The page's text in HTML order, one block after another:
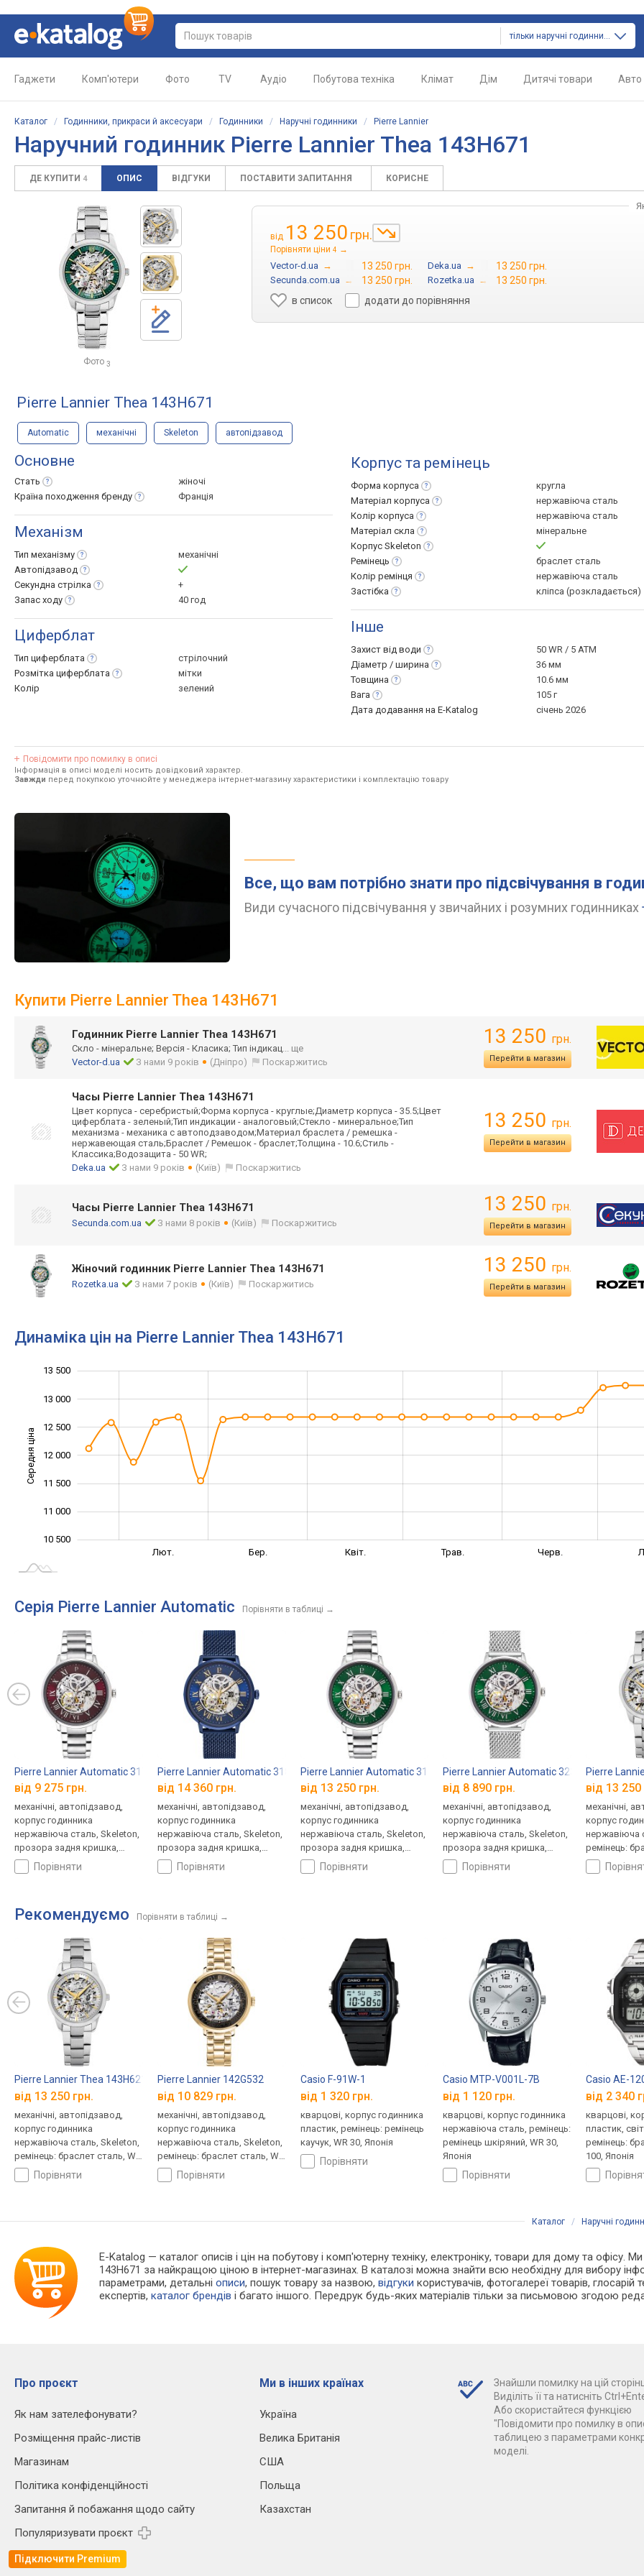
тільки наручні годинники
Гаджети Комп'ютери Фото TV Аудіо Побутова техніка Клімат Дім Дитячі товари Авто
Каталог / Годинники, прикраси й аксесуари / Годинники / Наручні годинники / Pierre Lannier
Наручний годинник Pierre Lannier Thea 143H671
ДЕ КУПИТИ 4 ОПИС ВІДГУКИ ПОСТАВИТИ ЗАПИТАННЯ КОРИСНЕ
Фото 3
від 13 250 грн.
Порівняти ціни 4 →
Vector-d.ua → 13 250 грн. Deka.ua → 13 250 грн.
Secunda.com.ua → 13 250 грн. Rozetka.ua →
13 250 грн.
в список
додати до порівняння
Pierre Lannier Thea 143H671
Automatic механічні Skeleton автопідзавод
Основне
Стать
жіночі
Країна походження бренду Франція
Механізм
Тип механізму
механічні
Автопідзавод
Секундна стрілка
+
Запас ходу 40 год
Циферблат
Тип циферблата
стрілочний
Розмітка циферблата
мітки
Колір
зелений
Корпус та ремінець
Форма корпуса
кругла
Матеріал корпуса
нержавіюча сталь
Колір корпуса
нержавіюча сталь
Матеріал скла
мінеральне
Корпус Skeleton
Ремінець
браслет сталь
Колір ремінця
нержавіюча сталь
Застібка
кліпса (розкладається)
Інше
Захист від води
50 WR / 5 ATM
Діаметр / ширина
36 мм
Товщина
10.6 мм
Вага
105 г
Дата додавання на E-Katalog
січень 2026
Повідомити про помилку в описі
Інформація в описі моделі носить довідковий характер.
Завжди перед покупкою уточнюйте у менеджера інтернет-магазину характеристики і комплектацію товару
Все, що вам потрібно знати про підсвічування в
Види сучасного підсвічування у звичайних і розумних годинниках
Купити Pierre Lannier Thea 143H671
Годинник Pierre Lannier Thea 143H671
Скло - мінеральне; Версія - Класика; Тип індикац... ще
Vector-d.ua
З нами 9 років (Дніпро) Поскаржитись
13 250 грн.
Перейти в магазин
Часы Pierre Lannier Thea 143H671
Цвет корпуса - серебристый;Форма корпуса - круглые;Диаметр корпуса - 35.5;Цвет
циферблата - зеленый;Тип индикации - аналоговый;Стекло - минеральное;Тип
механизма - механика с автоподзаводом;Материал браслета / ремешка -
нержавеющая сталь;Браслет / Ремешок - браслет;Толщина - 10.6;Стиль -
Классика;Водозащита - 50 WR;
Deka.ua
З нами 9 років (Київ) Поскаржитись
13 250 грн.
Перейти в магазин
Часы Pierre Lannier Thea 143H671
Secunda.com.ua З нами 8 років (Київ) Поскаржитись
13 250 грн.
Перейти в магазин
Жіночий годинник Pierre Lannier Thea 143H671
Rozetka.ua З нами 7 років (Київ) Поскаржитись
13 250 грн.
Перейти в магазин
Динаміка цін на Pierre Lannier Thea 143H671
Середня ціна 10 500
10 500
11 000
11 500
12 000
12 500
13 000
13 500
Лют. Бер. Квіт. Трав. Черв.
Серія Pierre Lannier Automatic Порівняти в таблиці →
Pierre Lannier Automatic 317B151
від 9 275 грн.
механічні, автопідзавод,
корпус годинника
нержавіюча сталь, Skeleton,
прозора задня кришка,
ремінець: браслет сталь, WR
50, Франція
порівняти
Pierre Lannier Automatic 318B468
від 14 360 грн.
механічні, автопідзавод,
корпус годинника
нержавіюча сталь, Skeleton,
прозора задня кришка,
ремінець: міланський
браслет, WR 50, Франція
порівняти
Pierre Lannier Automatic 317B171
від 13 250 грн.
механічні, автопідзавод,
корпус годинника
нержавіюча сталь, Skeleton,
прозора задня кришка,
ремінець: браслет сталь, WR
50, Франція
порівняти
Pierre Lannier Automatic 323D171
від 8 890 грн.
механічні, автопідзавод,
корпус годинника
нержавіюча сталь, Skeleton,
прозора задня кришка,
ремінець: міланський
браслет, WR 50, Франція
порівняти
Pierre
від 13 250
механічні,
корпус
нержавіюча
ремінець:
30, Франція
Рекомендуємо Порівняти в таблиці →
Pierre Lannier Thea 143H621
від 13 250 грн.
механічні, автопідзавод,
корпус годинника
нержавіюча сталь, Skeleton,
ремінець: браслет сталь, WR
30, Франціяпорівняти
Pierre Lannier 142G532
від 10 829 грн.
механічні, автопідзавод,
корпус годинника
нержавіюча сталь, Skeleton,
ремінець: браслет сталь, WR
30, Франціяпорівняти
Casio F-91W-1
від 1 320 грн.
кварцові, корпус годинника
пластик, ремінець: ремінець
каучук, WR 30, Японія
порівняти
Casio MTP-V001L-7B
від 1 120 грн.
кварцові, корпус годинника
нержавіюча сталь, ремінець:
ремінець шкіряний, WR 30,
Японія
порівняти
Casio AE-
від 2 340
кварцові,
пластик,
ремінець:
100, Японія
Каталог / Наручні
E-Katalog — каталог описів і цін на побутову і комп'ютерну техніку, електроніку, товари для дому та офісу.
143H671 за найкращою ціною в інтернет-магазинах. В каталозі можна знайти всю необхідну для вибору
параметрами, детальніописи, пошук товару за назвою,відгуки користувачів, фотогалереї товарів, глосарій
експертів,каталог брендів і багато іншого. Передрук будь-яких матеріалів тільки за письмовою згодою
Про проєкт
Як нам зателефонувати?
Розміщення прайс-листів
Магазинам
Політика конфіденційності
Запитання й побажання щодо сайту
Популяризувати проєкт
Підключити Premium
Ми в інших країнах
Україна
Велика Британія
США
Польща
Казахстан
Знайшли помилку на цій
Виділіть її та натисніть
Або скористайтеся функцією
"Повідомити про помилку в
таблицею з параметрами
моделі.